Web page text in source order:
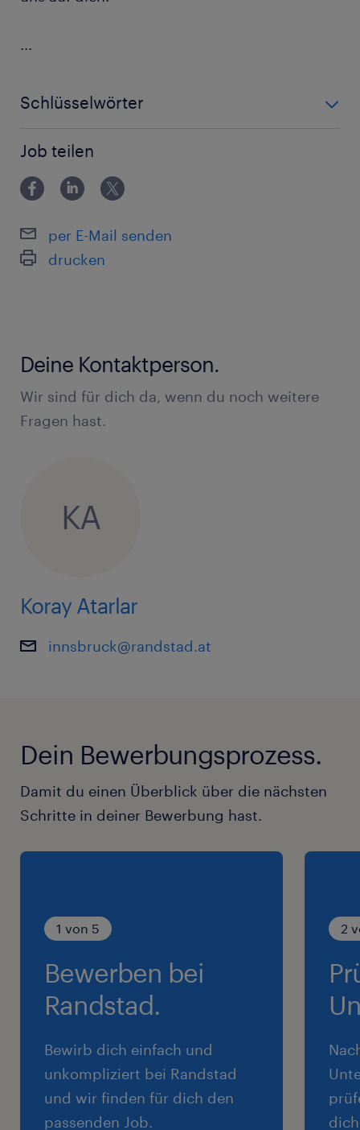
...
Schlüsselwörter
Job teilen
per E-Mail senden
drucken
Deine Kontaktperson.
Wir sind für dich da, wenn du noch weitere
Fragen hast.
KA
Koray Atarlar
innsbruck@randstad.at
Dein Bewerbungsprozess.
Damit du einen Überblick über die nächsten
Schritte in deiner Bewerbung hast.
1 von 5
Bewerben bei
Randstad.
Bewirb dich einfach und
unkompliziert bei Randstad
und wir finden für dich den
passenden Job.
2